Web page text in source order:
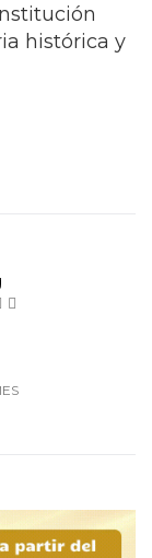
histórica y